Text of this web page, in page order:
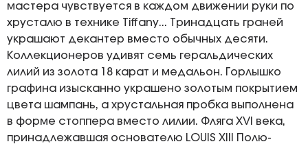
мастера чувствуется в каждом движении руки по
хрусталю в технике Tiffany... Тринадцать граней
украшают декантер вместо обычных десяти.
Коллекционеров удивят семь геральдических
лилий из золота 18 карат и медальон. Горлышко
графина изысканно украшено золотым покрытием
цвета шампань, а хрустальная пробка выполнена
в форме стоппера вместо лилии. Фляга XVI века,
принадлежавшая основателю LOUIS XIII Полю-